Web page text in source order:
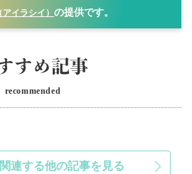
（アイラシイ） の提供です。
recommended
連する他の記事を見る